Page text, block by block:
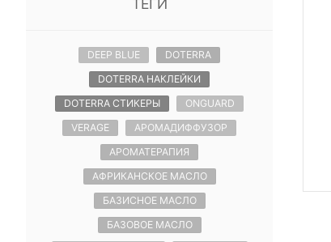
ТЕГИ
DEEP BLUE
DOTERRA
DOTERRA НАКЛЕЙКИ
DOTERRA СТИКЕРЫ
ONGUARD
VERAGE
АРОМАДИФФУЗОР
АРОМАТЕРАПИЯ
АФРИКАНСКОЕ МАСЛО
БАЗИСНОЕ МАСЛО
БАЗОВОЕ МАСЛО